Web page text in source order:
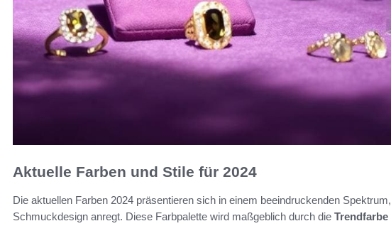
Aktuelle Farben und Stile für 2024
Die aktuellen Farben 2024 präsentieren sich in einem beeindruckenden
Schmuckdesign anregt. Diese Farbpalette wird maßgeblich durch die